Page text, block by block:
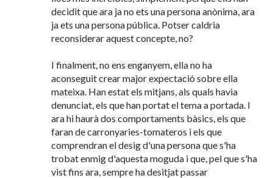
decidit que ara ja no ets una persona anònima, ara
ja ets una persona pública. Potser caldria
reconsiderar aquest concepte, no?
I finalment, no ens enganyem, ella no ha
aconseguit crear major expectació sobre ella
mateixa. Han estat els mitjans, als quals havia
denunciat, els que han portat el tema a portada. I
ara hi haurà dos comportaments bàsics, els que
faran de carronyaries-tomateros i els que
comprendran el desig d'una persona que s'ha
trobat enmig d'aquesta moguda i que, pel que s'ha
vist fins ara, sempre ha desitjat passar